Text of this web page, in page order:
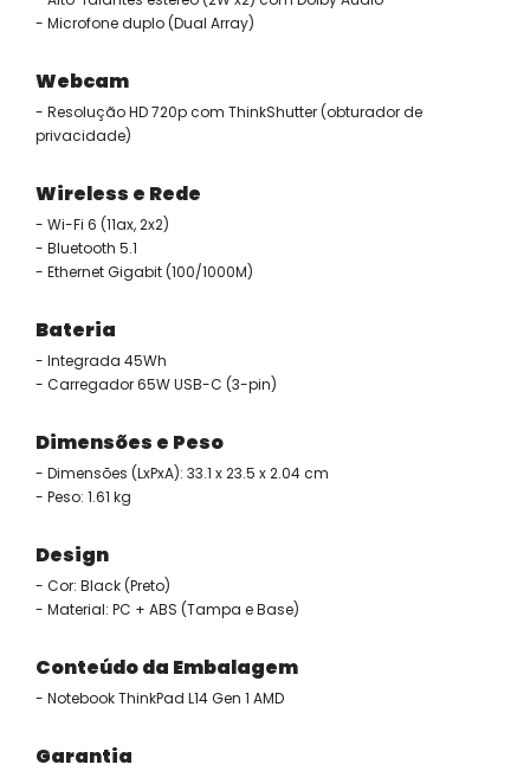
- Microfone duplo (Dual Array)
Webcam
- Resolução HD 720p com ThinkShutter (obturador de
privacidade)
Wireless e Rede
- Wi-Fi 6 (11ax, 2x2)
- Bluetooth 5.1
- Ethernet Gigabit (100/1000M)
Bateria
- Integrada 45Wh
- Carregador 65W USB-C (3-pin)
Dimensões e Peso
- Dimensões (LxPxA): 33.1 x 23.5 x 2.04 cm
- Peso: 1.61 kg
Design
- Cor: Black (Preto)
- Material: PC + ABS (Tampa e Base)
Conteúdo da Embalagem
- Notebook ThinkPad L14 Gen 1 AMD
Garantia